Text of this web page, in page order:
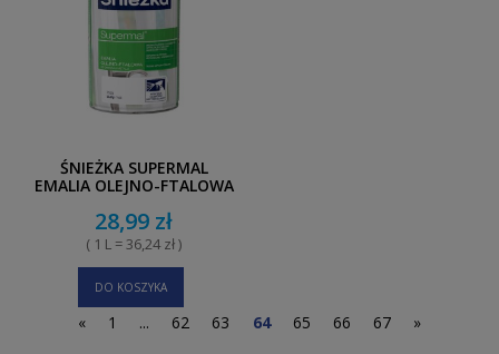
ŚNIEŻKA SUPERMAL
EMALIA OLEJNO-FTALOWA
28,99 zł
( 1 L = 36,24 zł )
DO KOSZYKA
« 1 ... 62 63 64 65 66 67 »